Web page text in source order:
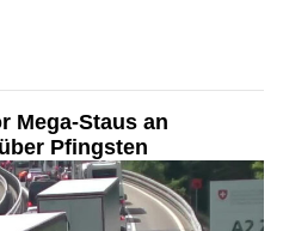
Mega-Staus an
Pfingsten